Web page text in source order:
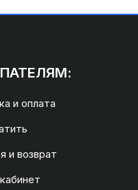
и оплата
и возврат